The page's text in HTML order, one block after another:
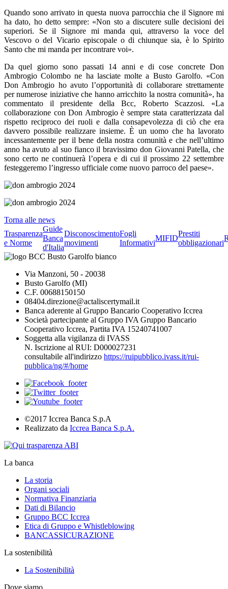
Quando sono arrivato in questa nuova parrocchia che il Signore mi
ha dato, ho detto sempre: «Non sto a discutere sulle decisioni dei
superiori. Se il Signore mi manda qui, attraverso la voce del
Vescovo o del Vicario episcopale o di chiunque sia, è lo Spirito
Santo che mi manda per incontrare voi».
Da quel giorno sono passati 14 anni e di cose concrete Don
Ambrogio Colombo ne ha lasciate molte a Busto Garolfo. «Con
Don Ambrogio ho avuto l’opportunità di collaborare strettamente
per numerose iniziative che hanno arricchito la nostra comunità», ha
commentato il presidente della Bcc, Roberto Scazzosi. «La
collaborazione con Don Ambrogio è sempre stata caratterizzata dal
rispetto reciproco dei ruoli e dalla consapevolezza di ciò che era
davvero possibile realizzare insieme. È un uomo che ha lavorato
incessantemente per il bene della nostra comunità e che nell’ultimo
anno ha avuto al suo fianco il bravissimo don Giovanni Patella, che
sono certo ne continuerà l’opera e di cui il prossimo 22 settembre
festeggeremo l’ingresso ufficiale come nuovo parroco del paese».
Torna alle news
Trasparenza
e Norme
Guide
Banca
d'Italia
Disconoscimento
movimenti
Fogli
Informativi
MIFID
Prestiti
obbligazionari
Via Manzoni, 50 - 20038
Busto Garolfo (MI)
C.F. 00688150150
08404.direzione@actaliscertymail.it
Banca aderente al Gruppo Bancario Cooperativo Iccrea
Società partecipante al Gruppo IVA Gruppo Bancario
Cooperativo Iccrea, Partita IVA 15240741007
Soggetta alla vigilanza di IVASS
N. Iscrizione al RUI: D000027231
consultabile all'indirizzo https://ruipubblico.ivass.it/rui-
pubblica/ng/#/home
©2017 Iccrea Banca S.p.A
Realizzato da Iccrea Banca S.p.A.
La banca
La storia
Organi sociali
Normativa Finanziaria
Dati di Bilancio
Gruppo BCC Iccrea
Etica di Gruppo e Whistleblowing
BANCASSICURAZIONE
La sostenibilità
La Sostenibilità
Dove siamo